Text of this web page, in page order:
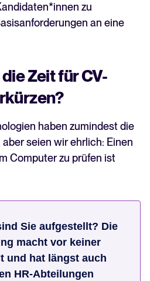
zu
an eine
Zeit für CV-
haben zumindest die
seien wir ehrlich: Einen
Computer zu prüfen ist
Sie aufgestellt? Die
macht vor keiner
und hat längst auch
HR-Abteilungen